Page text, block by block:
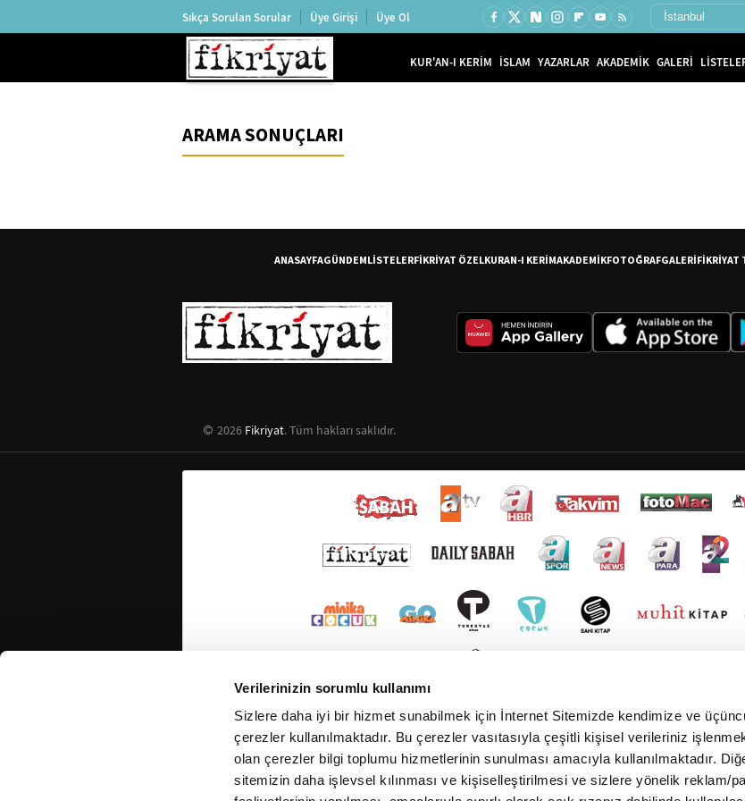
Verilerinizin sorumlu kullanımı
Sizlere daha iyi bir hizmet sunabilmek için İnternet Sitemizde kendimize ve
çerezler kullanılmaktadır. Bu çerezler vasıtasıyla çeşitli kişisel verileriniz
olan çerezler bilgi toplumu hizmetlerinin sunulması amacıyla kullanılmaktadır.
sitemizin daha işlevsel kılınması ve kişiselleştirilmesi ve sizlere yönelik reklam/
Sıkça Sorulan Sorular Üye Girişi Üye Ol
KUR'AN-I KERİM İSLAM YAZARLAR AKADEMİK GALERİ
ARAMA SONUÇLARI
ANASAYFAGÜNDEMLİSTELERFİKRİYAT ÖZELKURAN-I KERİMAKADEMİKFOTOĞRAFGALERİFİKRİYAT
2026 Fikriyat. Tüm hakları saklıdır.